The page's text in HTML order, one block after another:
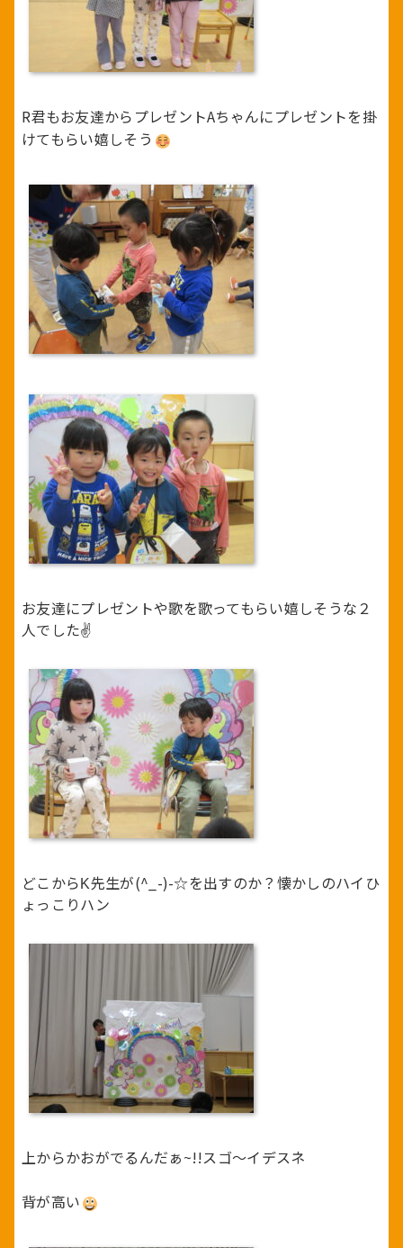
R君もお友達からプレゼントAちゃんにプレゼントを掛
けてもらい嬉しそう
お友達にプレゼントや歌を歌ってもらい嬉しそうな２
人でした✌
どこからK先生が(^_-)-☆を出すのか？懐かしのハイひ
ょっこりハン
上からかおがでるんだぁ~!!スゴ～イデスネ
背が高い